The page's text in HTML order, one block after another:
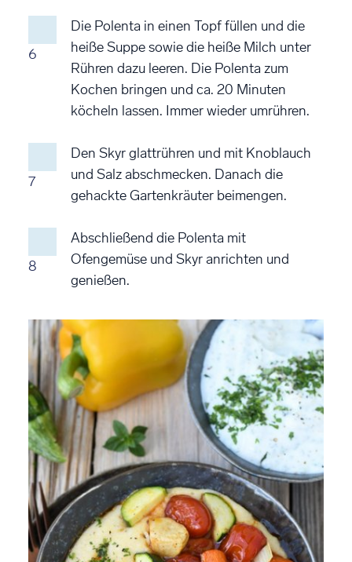
6
Die Polenta in einen Topf füllen und die
heiße Suppe sowie die heiße Milch unter
Rühren dazu leeren. Die Polenta zum
Kochen bringen und ca. 20 Minuten
köcheln lassen. Immer wieder umrühren.
7
Den Skyr glattrühren und mit Knoblauch
und Salz abschmecken. Danach die
gehackte Gartenkräuter beimengen.
8
Abschließend die Polenta mit
Ofengemüse und Skyr anrichten und
genießen.